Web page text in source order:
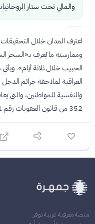
والمالي تحت ستار
اعترف المدان خلال
وممارسته ما يُعرف بـ«السحر
الحبيب خلال ثلاثة أيام».
العراقية لملاحقة جرائم
والنفسية للمواطنين، والتي
352 من قانون العقوبات رقم 111 لسنة 1969 المعدل.
منصة معرفية عربية توفر